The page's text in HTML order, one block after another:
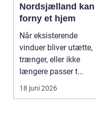
Nordsjælland kan
forny et hjem
Når eksisterende
vinduer bliver utætte,
trænger, eller ikke
længere passer t...
18 juni 2026